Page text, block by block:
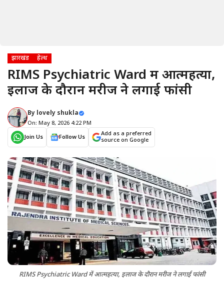
झारखंड हेल्थ
RIMS Psychiatric Ward में आत्महत्या,
इलाज के दौरान मरीज ने लगाई फांसी
By lovely shukla
On: May 8, 2026 4:22 PM
Join Us
Follow Us
Add as a preferred
source on Google
RIMS Psychiatric Ward में आत्महत्या, इलाज के दौरान मरीज ने लगाई फांसी